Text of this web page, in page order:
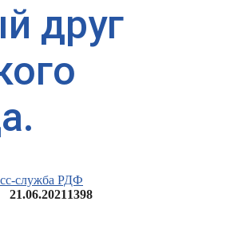
друг
служба РДФ
21.06.20211398